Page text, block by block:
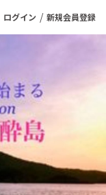
ログイン / 新規会員登録